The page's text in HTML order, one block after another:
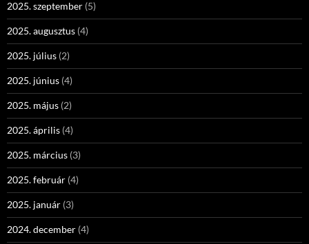
2025. szeptember (5)
2025. augusztus (4)
2025. július (2)
2025. június (4)
2025. május (2)
2025. április (4)
2025. március (3)
2025. február (4)
2025. január (3)
2024. december (4)